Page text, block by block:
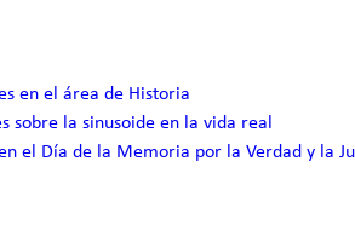
más
conscientes?
en el área de Historia
sobre la sinusoide en la vida real
el Día de la Memoria por la Verdad y la